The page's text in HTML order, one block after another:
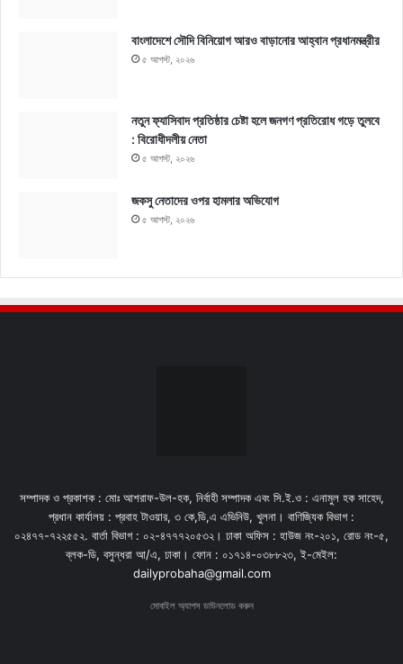
বাংলাদেশে সৌদি বিনিয়োগ আরও বাড়ানোর আহ্বান প্রধানমন্ত্রীর
৫ আগস্ট, ২০২৬
নতুন ফ্যাসিবাদ প্রতিষ্ঠার চেষ্টা হলে জনগণ প্রতিরোধ গড়ে তুলবে
: বিরোধীদলীয় নেতা
৫ আগস্ট, ২০২৬
জকসু নেতাদের ওপর হামলার অভিযোগ
৫ আগস্ট, ২০২৬
সম্পাদক ও প্রকাশক : মোঃ আশরাফ-উল-হক, নির্বাহী সম্পাদক এবং সি.ই.ও : এনামুল হক সাহেদ,
প্রধান কার্যালয় : প্রবাহ টাওয়ার, ৩ কে,ডি,এ এভিনিউ, খুলনা। বাণিজ্যিক বিভাগ :
০২৪৭৭-৭২২৫৫২. বার্তা বিভাগ : ০২-৪৭৭৭২০৫৩২। ঢাকা অফিস : হাউজ নং-২০১, রোড নং-৫,
ব্লক-ডি, বসুন্ধরা আ/এ, ঢাকা। ফোন : ০১৭১৪-০৩৮৮২৩, ই-মেইল:
dailyprobaha@gmail.com
মোবাইল অ্যাপস ডাউনলোড করুন